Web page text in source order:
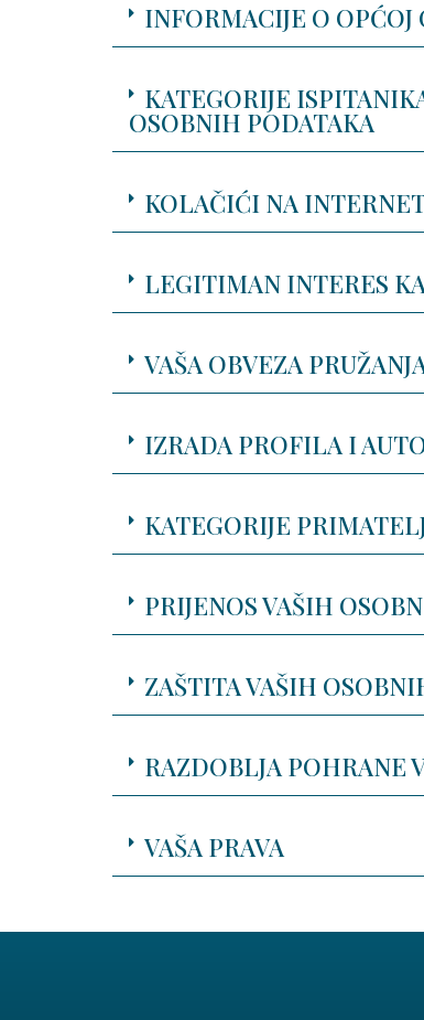
INFORMACIJE O OPĆOJ
KATEGORIJE
OSOBNIH PODATAKA
KOLAČIĆI NA
LEGITIMAN INTERES
VAŠA OBVEZA
IZRADA PROFILA I
KATEGORIJE
PRIJENOS VAŠIH
ZAŠTITA VAŠIH
RAZDOBLJA POHRANE
VAŠA PRAVA